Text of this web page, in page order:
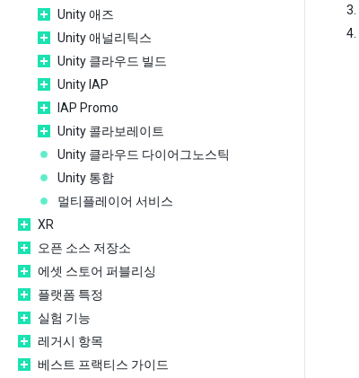
Unity 애즈
Unity 애널리틱스
Unity 클라우드 빌드
Unity IAP
IAP Promo
Unity 콜라보레이트
Unity 클라우드 다이어그노스틱
Unity 통합
멀티플레이어 서비스
XR
오픈 소스 저장소
에셋 스토어 퍼블리싱
플랫폼 특정
실험 기능
레거시 항목
베스트 프랙티스 가이드